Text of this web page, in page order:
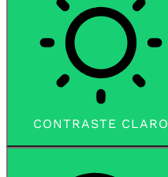
CONTRASTE CLARO